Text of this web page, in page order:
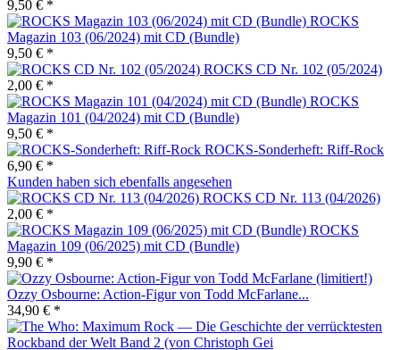
9,50 € *
ROCKS
Magazin 103 (06/2024) mit CD (Bundle)
9,50 € *
ROCKS CD Nr. 102 (05/2024)
2,00 € *
ROCKS
Magazin 101 (04/2024) mit CD (Bundle)
9,50 € *
ROCKS-Sonderheft: Riff-Rock
6,90 € *
Kunden haben sich ebenfalls angesehen
ROCKS CD Nr. 113 (04/2026)
2,00 € *
ROCKS
Magazin 109 (06/2025) mit CD (Bundle)
9,90 € *
Ozzy Osbourne: Action-Figur von Todd McFarlane...
34,90 € *